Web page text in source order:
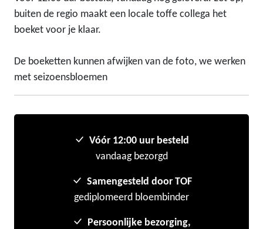
buiten de regio maakt een locale toffe collega het
boeket voor je klaar.
De boeketten kunnen afwijken van de foto, we werken
met seizoensbloemen
Vóór 12:00 uur besteld
vandaag bezorgd
Samengesteld door TOF
gediplomeerd bloembinder
Persoonlijke bezorging,